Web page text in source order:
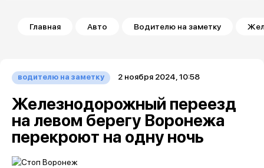
Строка навигации
Главная Авто Водителю на заметку
водителю на заметку 2 ноября 2024, 10:58
Железнодорожный переезд
на левом берегу Воронежа
перекроют на одну ночь